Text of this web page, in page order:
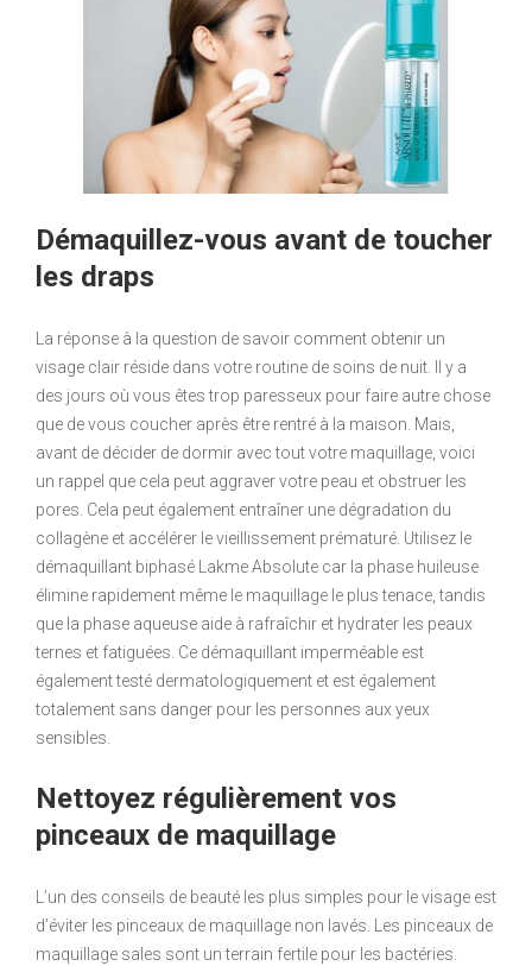
Démaquillez-vous avant de toucher
les draps
La réponse à la question de savoir comment obtenir un
visage clair réside dans votre routine de soins de nuit. Il y a
des jours où vous êtes trop paresseux pour faire autre chose
que de vous coucher après être rentré à la maison. Mais,
avant de décider de dormir avec tout votre maquillage, voici
un rappel que cela peut aggraver votre peau et obstruer les
pores. Cela peut également entraîner une dégradation du
collagène et accélérer le vieillissement prématuré. Utilisez le
démaquillant biphasé Lakme Absolute car la phase huileuse
élimine rapidement même le maquillage le plus tenace, tandis
que la phase aqueuse aide à rafraîchir et hydrater les peaux
ternes et fatiguées. Ce démaquillant imperméable est
également testé dermatologiquement et est également
totalement sans danger pour les personnes aux yeux
sensibles.
Nettoyez régulièrement vos
pinceaux de maquillage
L’un des conseils de beauté les plus simples pour le visage est
d’éviter les pinceaux de maquillage non lavés. Les pinceaux de
maquillage sales sont un terrain fertile pour les bactéries.